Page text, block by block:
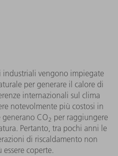
vengono impiegate
per generare il calore di
internazionali sul clima
notevolmente più costosi in
CO2 per raggiungere
Pertanto, tra pochi anni le
di riscaldamento non
coperte.